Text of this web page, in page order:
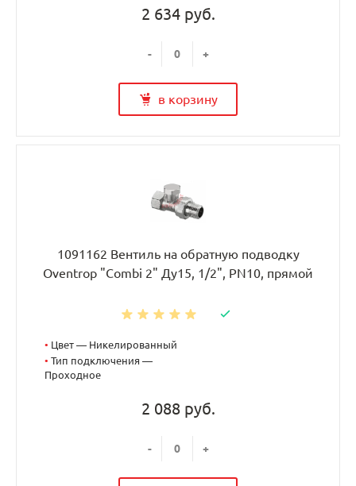
2 634 руб.
- +
в корзину
1091162 Вентиль на обратную подводку
Oventrop "Combi 2" Ду15, 1/2", PN10, прямой
• Цвет — Никелированный
• Тип подключения —
Проходное
2 088 руб.
- +